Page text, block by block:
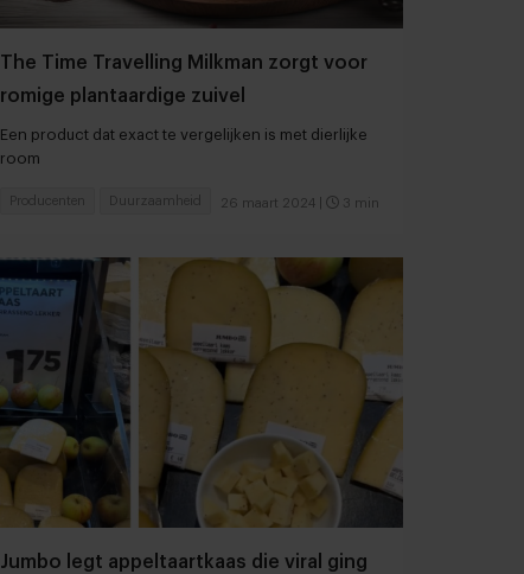
The Time Travelling Milkman zorgt voor
romige plantaardige zuivel
Een product dat exact te vergelijken is met dierlijke
room
26 maart 2024 3 min
Producenten Duurzaamheid
Jumbo legt appeltaartkaas die viral ging